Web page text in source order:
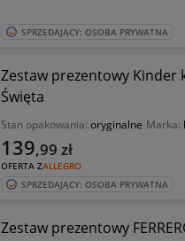
SPRZEDAJĄCY: OSOBA PRYWATNA
Zestaw prezentowy Kinder
Święta
Stan opakowania: oryginalne Marka:
OFERTA ZALLEGRO
139,99 zł
SPRZEDAJĄCY: OSOBA PRYWATNA
Zestaw prezentowy